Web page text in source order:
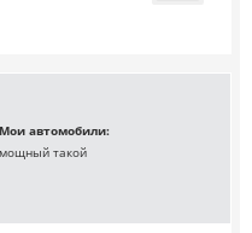
Мои автомобили:
мощный такой